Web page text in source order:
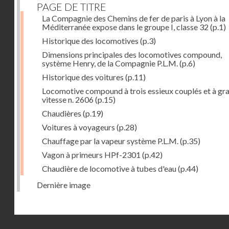
PAGE DE TITRE
La Compagnie des Chemins de fer de paris à Lyon à la
Méditerranée expose dans le groupe I, classe 32 (p.1)
Historique des locomotives (p.3)
Dimensions principales des locomotives compound,
système Henry, de la Compagnie P.L.M. (p.6)
Historique des voitures (p.11)
Locomotive compound à trois essieux couplés et à
vitesse n. 2606 (p.15)
Chaudières (p.19)
Voitures à voyageurs (p.28)
Chauffage par la vapeur système P.L.M. (p.35)
Vagon à primeurs HPf-2301 (p.42)
Chaudière de locomotive à tubes d'eau(p.44)
Dernière image